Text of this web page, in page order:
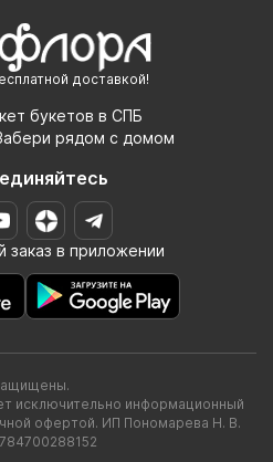
доставкой!
букетов в СПБ
рядом с домом
заказ в приложении
исключительно информационный
офертой. ИП Пономарева Н. В.